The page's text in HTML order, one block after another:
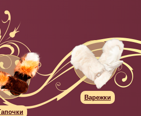
Варежки